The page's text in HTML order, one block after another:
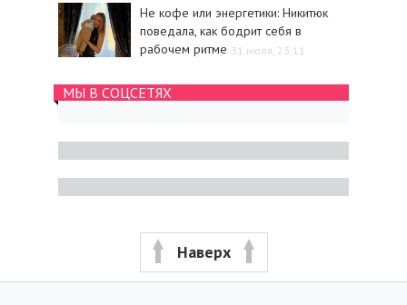
Не кофе или энергетики: Никитюк
поведала, как бодрит себя в
рабочем ритме 31 июля, 23:11
МЫ В СОЦСЕТЯХ
Наверх